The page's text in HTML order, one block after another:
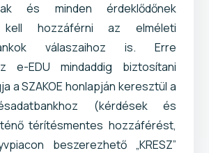
és minden érdeklődőnek
kell hozzáférni az elméleti
válaszaihoz is. Erre
e-EDU mindaddig biztosítani
a SZAKOE honlapján keresztül a
(kérdések és
térítésmentes hozzáférést,
beszerezhető „KRESZ”